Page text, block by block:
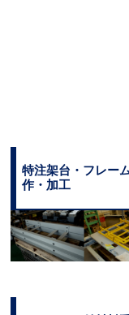
特注架台・フレー
作・加工